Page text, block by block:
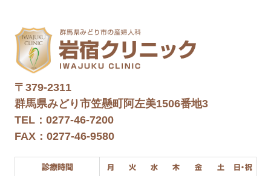
〒379-2311
群馬県みどり市笠懸町阿左美1506番地3
TEL：0277-46-7200
FAX：0277-46-9580
診療時間 月 火 水 木 金 土 日・祝